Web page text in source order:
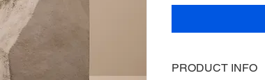
PRODUCT INFO